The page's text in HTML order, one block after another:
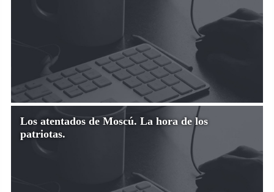
Los atentados de Moscú. La hora de los
patriotas.